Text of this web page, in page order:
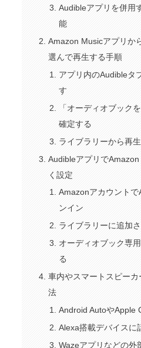
Audibleアプリを併用
能
Amazon Musicアプリか
選んで再生する手順
アプリ内のAudibleタ
す
「オーディオブック
確定する
ライブラリーから再
Audibleアプリで
く設定
Amazonアカウント
ンイン
ライブラリーに追加
オーディオブック専
る
車内やスマートスピー
法
Android AutoやApple
Alexa搭載デバイスに
Wazeアプリなどの外